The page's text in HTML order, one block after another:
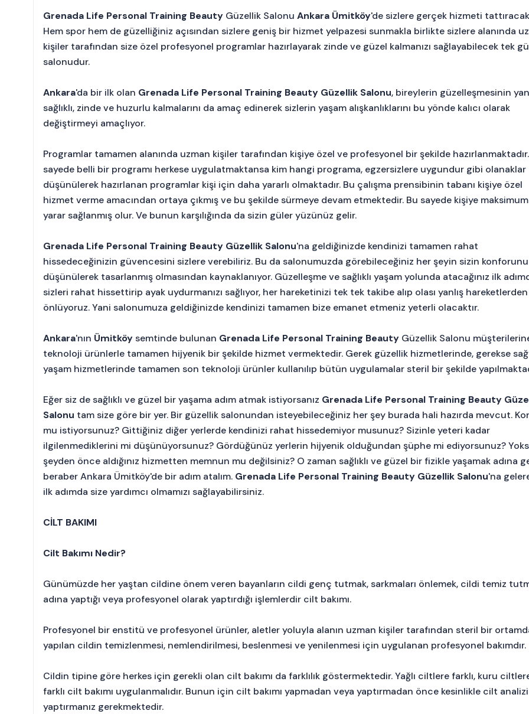
Grenada Life Personal Training Beauty Güzellik Salonu Ankara Ümitköy'de sizlere gerçek hizmeti
Hem spor hem de güzelliğiniz açısından sizlere geniş bir hizmet yelpazesi sunmakla birlikte sizlere alanında
kişiler tarafından size özel profesyonel programlar hazırlayarak zinde ve güzel kalmanızı sağlayabilecek tek
salonudur.
Ankara'da bir ilk olan Grenada Life Personal Training Beauty Güzellik Salonu, bireylerin güzelleşmesinin
sağlıklı, zinde ve huzurlu kalmalarını da amaç edinerek sizlerin yaşam alışkanlıklarını bu yönde kalıcı olarak
değiştirmeyi amaçlıyor.
Programlar tamamen alanında uzman kişiler tarafından kişiye özel ve profesyonel bir şekilde
sayede belli bir programı herkese uygulatmaktansa kim hangi programa, egzersizlere uygundur gibi olanaklar
düşünülerek hazırlanan programlar kişi için daha yararlı olmaktadır. Bu çalışma prensibinin tabanı kişiye özel
hizmet verme amacından ortaya çıkmış ve bu şekilde sürmeye devam etmektedir. Bu sayede kişiye maksimum
yarar sağlanmış olur. Ve bunun karşılığında da sizin güler yüzünüz gelir.
Grenada Life Personal Training Beauty Güzellik Salonu'na geldiğinizde kendinizi tamamen rahat
hissedeceğinizin güvencesini sizlere verebiliriz. Bu da salonumuzda görebileceğiniz her şeyin sizin
düşünülerek tasarlanmış olmasından kaynaklanıyor. Güzelleşme ve sağlıklı yaşam yolunda atacağınız ilk
sizleri rahat hissettirip ayak uydurmanızı sağlıyor, her hareketinizi tek tek takibe alıp olası yanlış
önlüyoruz. Yani salonumuza geldiğinizde kendinizi tamamen bize emanet etmeniz yeterli olacaktır.
Ankara'nın Ümitköysemtinde bulunan Grenada Life Personal Training Beauty Güzellik Salonu
teknoloji ürünlerle tamamen hijyenik bir şekilde hizmet vermektedir. Gerek güzellik hizmetlerinde, gerekse
yaşam hizmetlerinde tamamen son teknoloji ürünler kullanılıp bütün uygulamalar steril bir şekilde
Eğer siz de sağlıklı ve güzel bir yaşama adım atmak istiyorsanız Grenada Life Personal Training Beauty
Salonu tam size göre bir yer. Bir güzellik salonundan isteyebileceğiniz her şey burada hali hazırda mevcut.
mu istiyorsunuz? Gittiğiniz diğer yerlerde kendinizi rahat hissedemiyor musunuz? Sizinle yeteri kadar
ilgilenmediklerini mi düşünüyorsunuz? Gördüğünüz yerlerin hijyenik olduğundan şüphe mi ediyorsunuz?
şeyden önce aldığınız hizmetten memnun mu değilsiniz? O zaman sağlıklı ve güzel bir fizikle yaşamak adına
beraber Ankara Ümitköy'de bir adım atalım. Grenada Life Personal Training Beauty Güzellik Salonu'na
ilk adımda size yardımcı olmamızı sağlayabilirsiniz.
CİLT BAKIMI
Cilt Bakımı Nedir?
Günümüzde her yaştan cildine önem veren bayanların cildi genç tutmak, sarkmaları önlemek, cildi temiz
adına yaptığı veya profesyonel olarak yaptırdığı işlemlerdir cilt bakımı.
Profesyonel bir enstitü ve profesyonel ürünler, aletler yoluyla alanın uzman kişiler tarafından steril bir
yapılan cildin temizlenmesi, nemlendirilmesi, beslenmesi ve yenilenmesi için uygulanan profesyonel bakımdır.
Cildin tipine göre herkes için gerekli olan cilt bakımı da farklılık göstermektedir. Yağlı ciltlere farklı, kuru
farklı cilt bakımı uygulanmalıdır. Bunun için cilt bakımı yapmadan veya yaptırmadan önce kesinlikle cilt analizi
yaptırmanız gerekmektedir.